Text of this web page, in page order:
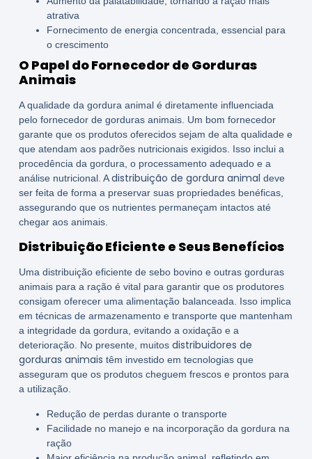
atrativa
Fornecimento de energia concentrada, essencial para
o crescimento
O Papel do Fornecedor de Gorduras
Animais
A qualidade da gordura animal é diretamente influenciada
pelo fornecedor de gorduras animais. Um bom fornecedor
garante que os produtos oferecidos sejam de alta qualidade e
que atendam aos padrões nutricionais exigidos. Isso inclui a
procedência da gordura, o processamento adequado e a
análise nutricional. Adistribuição de gordura animal deve
ser feita de forma a preservar suas propriedades benéficas,
assegurando que os nutrientes permaneçam intactos até
chegar aos animais.
Distribuição Eficiente e Seus Benefícios
Uma distribuição eficiente de sebo bovino e outras gorduras
animais para a ração é vital para garantir que os produtores
consigam oferecer uma alimentação balanceada. Isso implica
em técnicas de armazenamento e transporte que mantenham
a integridade da gordura, evitando a oxidação e a
deterioração. No presente, muitos distribuidores de
gorduras animais têm investido em tecnologias que
asseguram que os produtos cheguem frescos e prontos para
a utilização.
Redução de perdas durante o transporte
Facilidade no manejo e na incorporação da gordura na
ração